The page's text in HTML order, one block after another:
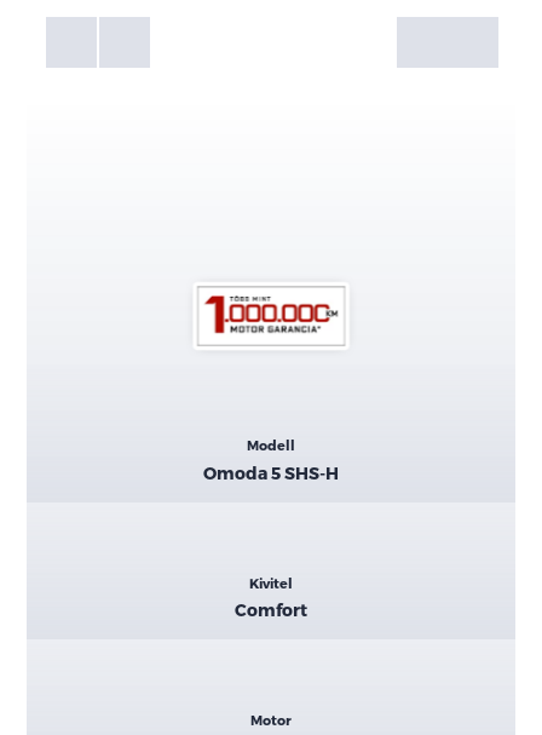
Galéria
Modell
Omoda 5 SHS-H
Kivitel
Comfort
Motor